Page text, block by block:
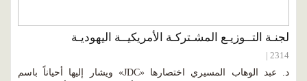
لجنـة التــوزيـع المشـتركـة الأمريكيــة اليهوديـة
2314 |
د. عبد الوهاب المسيري اختصارها «JDC» ويشار إليها أحياناً باسم